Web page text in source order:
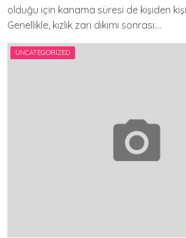
olduğu için kanama süresi de kişiden
Genellikle, kızlık zarı dikimi sonrası….
UNCATEGORIZED